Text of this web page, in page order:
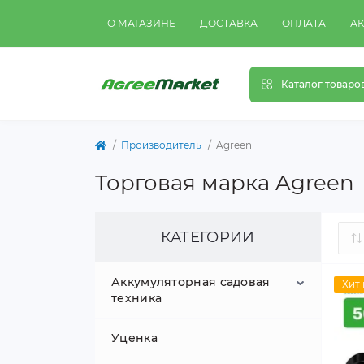
О МАГАЗИНЕ ДОСТАВКА ОПЛАТА
Каталог
Производитель Agreen
Торговая марка Agreen
КАТЕГОРИИ
Аккумуляторная садовая
техника
Аккумуляторные
Уценка
Хит